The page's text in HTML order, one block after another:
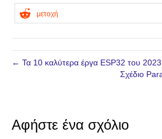
μετοχή
← Τα 10 καλύτερα έργα ESP32 του 2023
Σχέδιο
Αφήστε ένα σχόλιο